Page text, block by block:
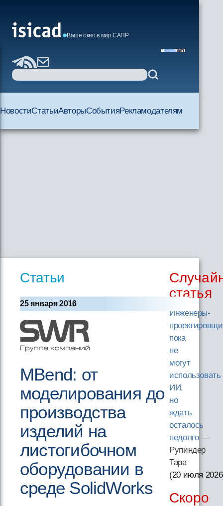
Ваше окно в мир САПР
НовостиСтатьиАвторыСобытияРекламодателям
Статьи
25 января 2016
MBend: от
моделирования до
производства
изделий на
листогибочном
оборудовании в
среде SolidWorks
статья
Инженеры-
пока
не
могут
использовать
ИИ,
но
ждать
осталось
недолго—
Рупиндер
Тара
(20 июля 2026
Скоро